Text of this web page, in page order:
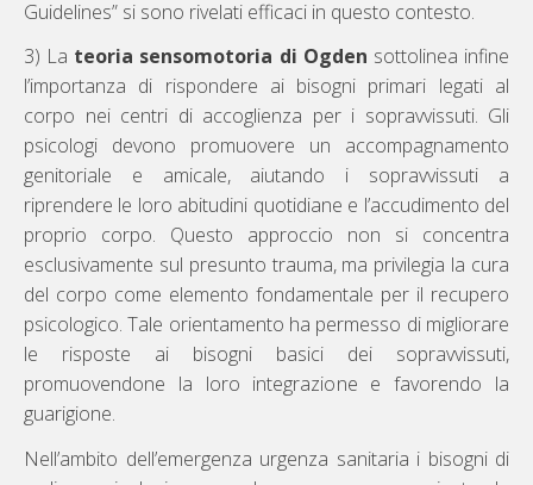
Guidelines” si sono rivelati efficaci in questo contesto.
3) La teoria sensomotoria di Ogden sottolinea infine
l’importanza di rispondere ai bisogni primari legati al
corpo nei centri di accoglienza per i sopravvissuti. Gli
psicologi devono promuovere un accompagnamento
genitoriale e amicale, aiutando i sopravvissuti a
riprendere le loro abitudini quotidiane e l’accudimento del
proprio corpo. Questo approccio non si concentra
esclusivamente sul presunto trauma, ma privilegia la cura
del corpo come elemento fondamentale per il recupero
psicologico. Tale orientamento ha permesso di migliorare
le risposte ai bisogni basici dei sopravvissuti,
promuovendone la loro integrazione e favorendo la
guarigione.
Nell’ambito dell’emergenza urgenza sanitaria i bisogni di